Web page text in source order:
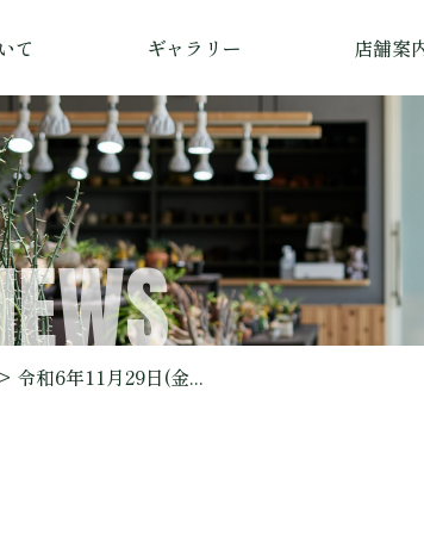
て ギャラリー 店舗案
令和6年11月29日(金...